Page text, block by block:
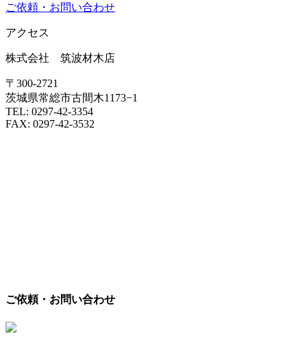
ご依頼・お問い合わせ
アクセス
株式会社 筑波材木店
〒300-2721
茨城県常総市古間木1173−1
TEL: 0297-42-3354
FAX: 0297-42-3532
ご依頼・お問い合わせ